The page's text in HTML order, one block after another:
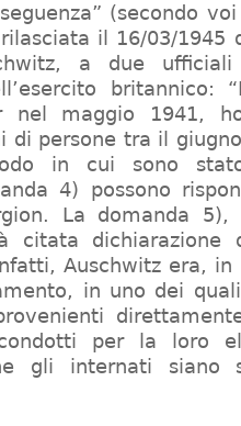
(secondo
il 16/03/1945
a due
britannico:
nel maggio 1941,
di persone tra il
in cui sono
4) possono
La domanda
citata dichiarazione
Auschwitz era,
in uno dei
per la loro
gli internati siano